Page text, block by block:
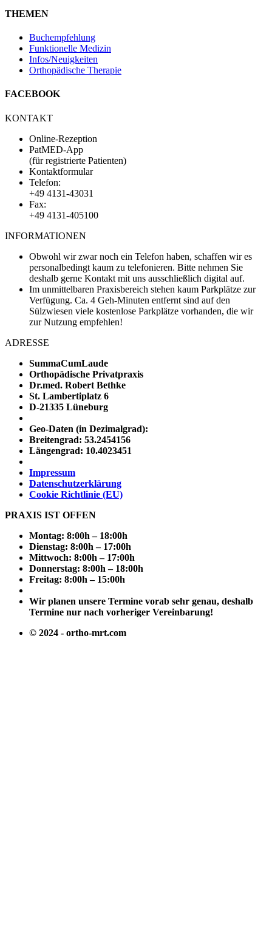
THEMEN
Buchempfehlung
Funktionelle Medizin
Infos/Neuigkeiten
Orthopädische Therapie
FACEBOOK
KONTAKT
Online-Rezeption
PatMED-App
(für registrierte Patienten)
Kontaktformular
Telefon:
+49 4131-43031
Fax:
+49 4131-405100
INFORMATIONEN
Obwohl wir zwar noch ein Telefon haben, schaffen wir es
personalbedingt kaum zu telefonieren. Bitte nehmen Sie
deshalb gerne Kontakt mit uns ausschließlich digital auf.
Im unmittelbaren Praxisbereich stehen kaum Parkplätze zur
Verfügung. Ca. 4 Geh-Minuten entfernt sind auf den
Sülzwiesen viele kostenlose Parkplätze vorhanden, die wir
zur Nutzung empfehlen!
ADRESSE
SummaCumLaude
Orthopädische Privatpraxis
Dr.med. Robert Bethke
St. Lambertiplatz 6
D-21335 Lüneburg
Geo-Daten (in Dezimalgrad):
Breitengrad: 53.2454156
Längengrad: 10.4023451
Impressum
Datenschutzerklärung
Cookie Richtlinie (EU)
PRAXIS IST OFFEN
Montag: 8:00h – 18:00h
Dienstag: 8:00h – 17:00h
Mittwoch: 8:00h – 17:00h
Donnerstag: 8:00h – 18:00h
Freitag: 8:00h – 15:00h
Wir planen unsere Termine vorab sehr genau, deshalb
Termine nur nach vorheriger Vereinbarung!
© 2024 - ortho-mrt.com